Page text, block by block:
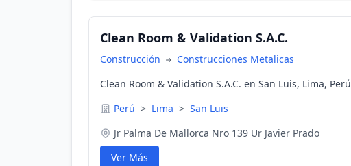
Clean Room & Validation S.A.C.
Construcción
Construcciones Metalicas
Clean Room & Validation S.A.C. en San Luis, Lima, Perú
Perú > Lima > San Luis
Jr Palma De Mallorca Nro 139 Ur Javier Prado
Ver Más